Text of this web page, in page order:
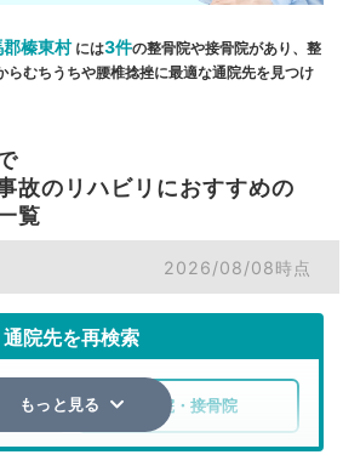
榛東村には3件の整骨院や接骨院があり、整
らむちうちや腰椎捻挫に最適な通院先を見つけ
故のリハビリにおすすめの
覧
2026/08/08時点
通院先を再検索
整骨院・接骨院
もっと見る